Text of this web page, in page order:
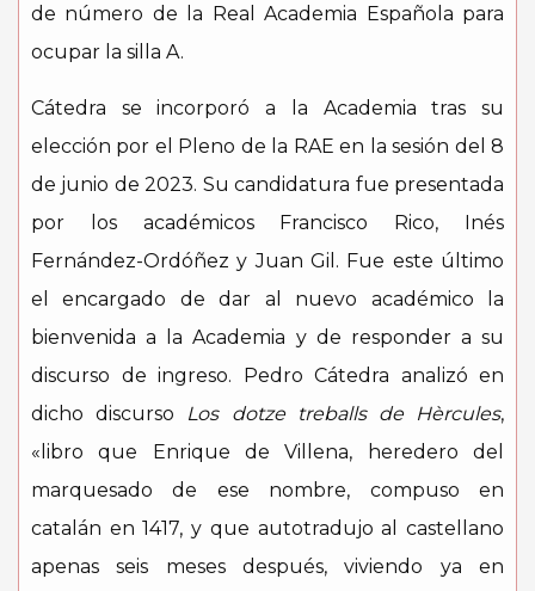
de número de la Real Academia Española para
ocupar la silla A.
Cátedra se incorporó a la Academia tras su
elección por el Pleno de la RAE en la sesión del 8
de junio de 2023. Su candidatura fue presentada
por los académicos Francisco Rico, Inés
Fernández-Ordóñez y Juan Gil. Fue este último
el encargado de dar al nuevo académico la
bienvenida a la Academia y de responder a su
discurso de ingreso. Pedro Cátedra analizó en
dicho discurso Los dotze treballs de Hèrcules,
«libro que Enrique de Villena, heredero del
marquesado de ese nombre, compuso en
catalán en 1417, y que autotradujo al castellano
apenas seis meses después, viviendo ya en